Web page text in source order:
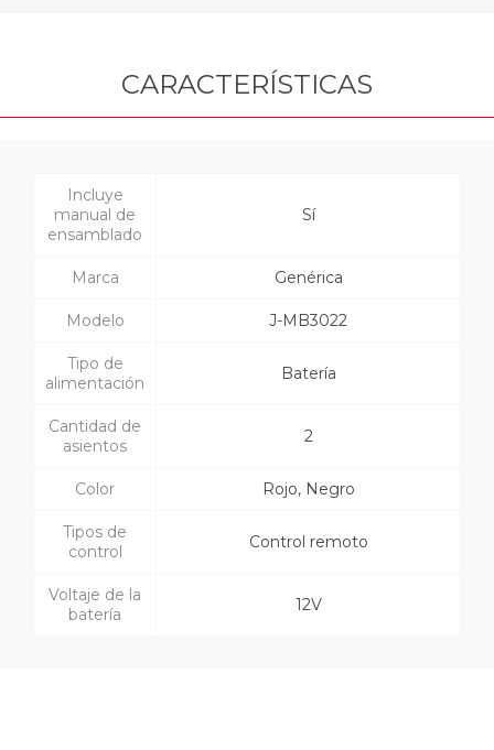
CARACTERÍSTICAS
Incluye
manual de
ensamblado
Sí
Marca Genérica
Modelo J-MB3022
Tipo de
alimentación
Batería
Cantidad de
asientos
2
Color Rojo, Negro
Tipos de
control
Control remoto
Voltaje de la
batería
12V